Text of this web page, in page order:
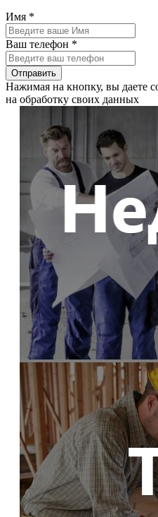
Имя *
Ваш телефон *
Отправить
Нажимая на кнопку, вы даете
на обработку своих данных